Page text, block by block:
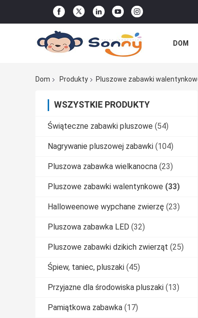
DOM
Dom
Produkty Pluszowe zabawki
WSZYSTKIE PRODUKTY
Świąteczne zabawki pluszowe (54)
Nagrywanie pluszowej zabawki (104)
Pluszowa zabawka wielkanocna (23)
Pluszowe zabawki walentynkowe (33)
Halloweenowe wypchane zwierzę (23)
Pluszowa zabawka LED (32)
Pluszowe zabawki dzikich zwierząt (25)
Śpiew, taniec, pluszaki (45)
Przyjazne dla środowiska pluszaki (13)
Pamiątkowa zabawka (17)